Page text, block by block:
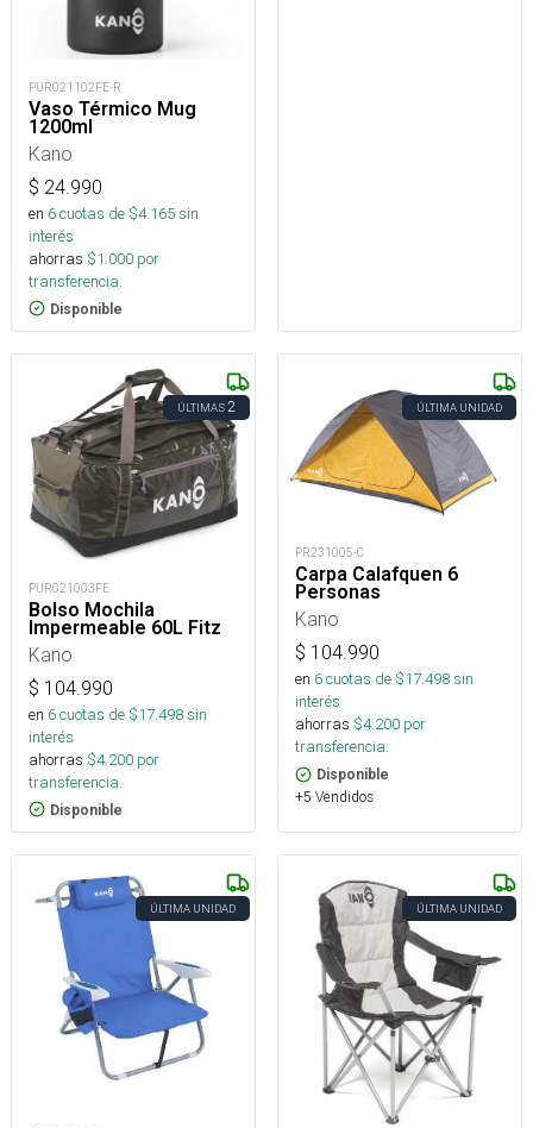
PUR021102FE-R
Vaso Térmico Mug
1200ml
Kano
$ 24.990
en 6cuotas de $4.165sin
interés
ahorras $1.000 por
transferencia.
Disponible
ÚLTIMAS2
PUR021003FE
Bolso Mochila
Impermeable 60L Fitz
Kano
$ 104.990
en 6cuotas de $17.498sin
interés
ahorras $4.200 por
transferencia.
Disponible
ÚLTIMA UNIDAD
PR231005-C
Carpa Calafquen 6
Personas
Kano
$ 104.990
en 6cuotas de $17.498sin
interés
ahorras $4.200 por
transferencia.
Disponible
+5 Vendidos
ÚLTIMA UNIDAD ÚLTIMA UNIDAD